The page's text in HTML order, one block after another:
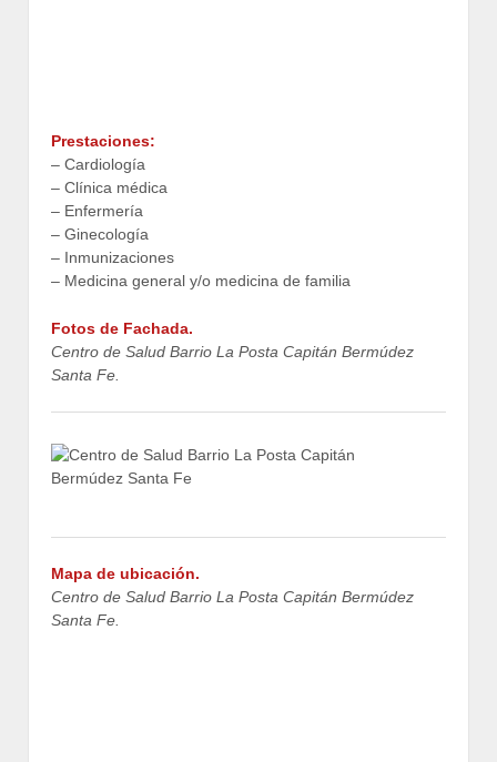
Prestaciones:
– Cardiología
– Clínica médica
– Enfermería
– Ginecología
– Inmunizaciones
– Medicina general y/o medicina de familia
Fotos de Fachada.
Centro de Salud Barrio La Posta Capitán Bermúdez
Santa Fe.
Mapa de ubicación.
Centro de Salud Barrio La Posta Capitán Bermúdez
Santa Fe.